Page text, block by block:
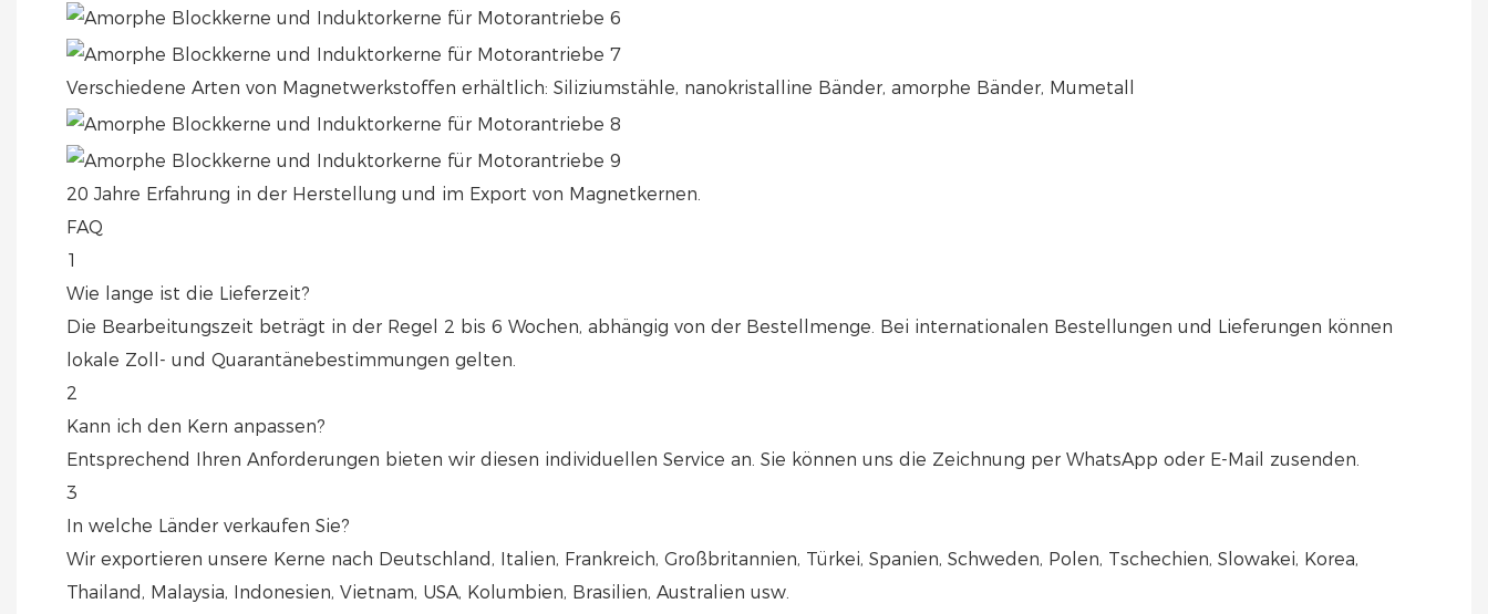
Verschiedene Arten von Magnetwerkstoffen erhältlich: Siliziumstähle, nanokristalline Bänder, amorphe Bänder, Mumetall
20 Jahre Erfahrung in der Herstellung und im Export von Magnetkernen.
FAQ
1
Wie lange ist die Lieferzeit?
Die Bearbeitungszeit beträgt in der Regel 2 bis 6 Wochen, abhängig von der Bestellmenge. Bei internationalen Bestellungen und Lieferungen können
lokale Zoll- und Quarantänebestimmungen gelten.
2
Kann ich den Kern anpassen?
Entsprechend Ihren Anforderungen bieten wir diesen individuellen Service an. Sie können uns die Zeichnung per WhatsApp oder E-Mail zusenden.
3
In welche Länder verkaufen Sie?
Wir exportieren unsere Kerne nach Deutschland, Italien, Frankreich, Großbritannien, Türkei, Spanien, Schweden, Polen, Tschechien, Slowakei, Korea,
Thailand, Malaysia, Indonesien, Vietnam, USA, Kolumbien, Brasilien, Australien usw.